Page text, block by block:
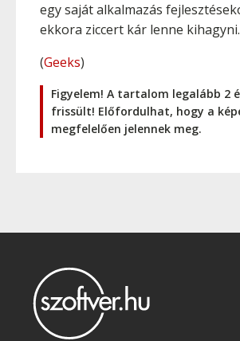
egy saját alkalmazás
ekkora ziccert kár lenne kihagyni.
(Geeks)
Figyelem! A tartalom legalább 2
frissült! Előfordulhat, hogy a
megfelelően jelennek meg.